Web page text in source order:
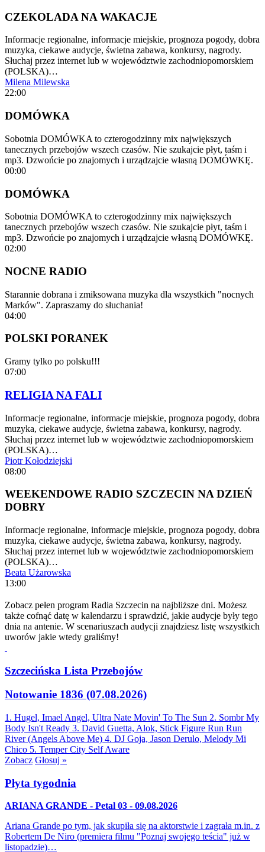
CZEKOLADA NA WAKACJE
Informacje regionalne, informacje miejskie, prognoza pogody, dobra
muzyka, ciekawe audycje, świetna zabawa, konkursy, nagrody.
Słuchaj przez internet lub w województwie zachodniopomorskiem
(POLSKA)…
Milena Milewska
22:00
DOMÓWKA
Sobotnia DOMÓWKA to czterogodzinny mix największych
tanecznych przebojów wszech czasów. Nie szukajcie płyt, taśm i
mp3. Dzwońcie po znajomych i urządzajcie własną DOMÓWKĘ.
00:00
DOMÓWKA
Sobotnia DOMÓWKA to czterogodzinny mix największych
tanecznych przebojów wszech czasów. Nie szukajcie płyt, taśm i
mp3. Dzwońcie po znajomych i urządzajcie własną DOMÓWKĘ.
02:00
NOCNE RADIO
Starannie dobrana i zmiksowana muzyka dla wszystkich "nocnych
Marków". Zapraszamy do słuchania!
04:00
POLSKI PORANEK
Gramy tylko po polsku!!!
07:00
RELIGIA NA FALI
Informacje regionalne, informacje miejskie, prognoza pogody, dobra
muzyka, ciekawe audycje, świetna zabawa, konkursy, nagrody.
Słuchaj przez internet lub w województwie zachodniopomorskiem
(POLSKA)…
Piotr Kołodziejski
08:00
WEEKENDOWE RADIO SZCZECIN NA DZIEŃ
DOBRY
Informacje regionalne, informacje miejskie, prognoza pogody, dobra
muzyka, ciekawe audycje, świetna zabawa, konkursy, nagrody.
Słuchaj przez internet lub w województwie zachodniopomorskiem
(POLSKA)…
Beata Użarowska
13:00
Zobacz pełen program Radia Szczecin na najbliższe dni. Możesz
także cofnąć datę w kalendarzu i sprawdzić, jakie audycje były tego
dnia na antenie. W scenariuszach audycji znajdziesz listę wszystkich
uworów jakie wtedy graliśmy!
Szczecińska Lista Przebojów
Notowanie 1836 (07.08.2026)
1. Hugel, Imael Angel, Ultra Nate Movin' To The Sun 2. Sombr My
Body Isn't Ready 3. David Guetta, Alok, Stick Figure Run Run
River (Angels Above Me) 4. DJ Goja, Jason Derulo, Melody Mi
Chico 5. Temper City Self Aware
Zobacz Głosuj »
Płyta tygodnia
ARIANA GRANDE - Petal 03 - 09.08.2026
Ariana Grande po tym, jak skupiła się na aktorstwie i zagrała m.in. z
Robertem De Niro (premiera filmu "Poznaj swojego teścia" już w
listopadzie)…